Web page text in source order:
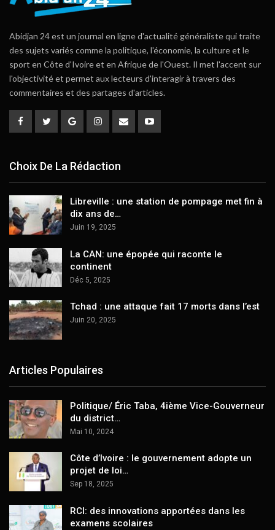
Abidjan 24 est un journal en ligne d'actualité généraliste qui traite
des sujets variés comme la politique, l'économie, la culture et le
sport en Côte d'Ivoire et en Afrique de l'Ouest. Il met l'accent sur
l'objectivité et permet aux lecteurs d'interagir à travers des
commentaires et des partages d'articles.
Choix De La Rédaction
Libreville : une station de pompage met fin à
dix ans de…
Juin 19, 2025
La CAN: une épopée qui raconte le
continent
Déc 5, 2025
Tchad : une attaque fait 17 morts dans l’est
Juin 20, 2025
Articles Populaires
Politique/ Éric Taba, 4ième Vice-Gouverneur
du district…
Mai 10, 2024
Côte d’Ivoire : le gouvernement adopte un
projet de loi…
Sep 18, 2025
RCI: des innovations apportées dans les
examens scolaires